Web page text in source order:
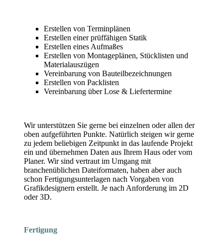
Erstellen von Terminplänen
Erstellen einer prüffähigen Statik
Erstellen eines Aufmaßes
Erstellen von Montageplänen, Stücklisten und
Materialauszügen
Vereinbarung von Bauteilbezeichnungen
Erstellen von Packlisten
Vereinbarung über Lose & Liefertermine
Wir unterstützen Sie gerne bei einzelnen oder allen der
oben aufgeführten Punkte. Natürlich steigen wir gerne
zu jedem beliebigen Zeitpunkt in das laufende Projekt
ein und übernehmen Daten aus Ihrem Haus oder vom
Planer. Wir sind vertraut im Umgang mit
branchenüblichen Dateiformaten, haben aber auch
schon Fertigungsunterlagen nach Vorgaben von
Grafikdesignern erstellt. Je nach Anforderung im 2D
oder 3D.
Fertigung